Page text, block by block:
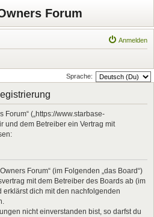
Forum
Anmelden
Sprache:
Forum“ („https://www.starbase-
und dem Betreiber ein Vertrag mit
Forum“ (im Folgenden „das Board“)
mit dem Betreiber des Boards ab (im
erklärst dich mit den nachfolgenden
nicht einverstanden bist, so darfst du